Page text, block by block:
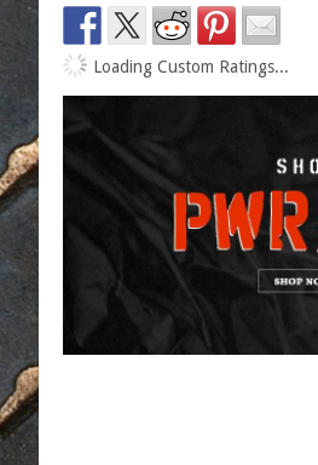
Loading Custom Ratings...